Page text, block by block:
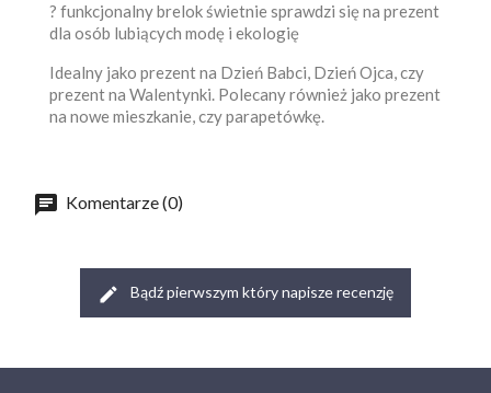
? funkcjonalny brelok świetnie sprawdzi się na prezent
dla osób lubiących modę i ekologię
Idealny jako prezent na Dzień Babci, Dzień Ojca, czy
prezent na Walentynki. Polecany również jako prezent
na nowe mieszkanie, czy parapetówkę.
Komentarze (0)
Bądź pierwszym który napisze recenzję